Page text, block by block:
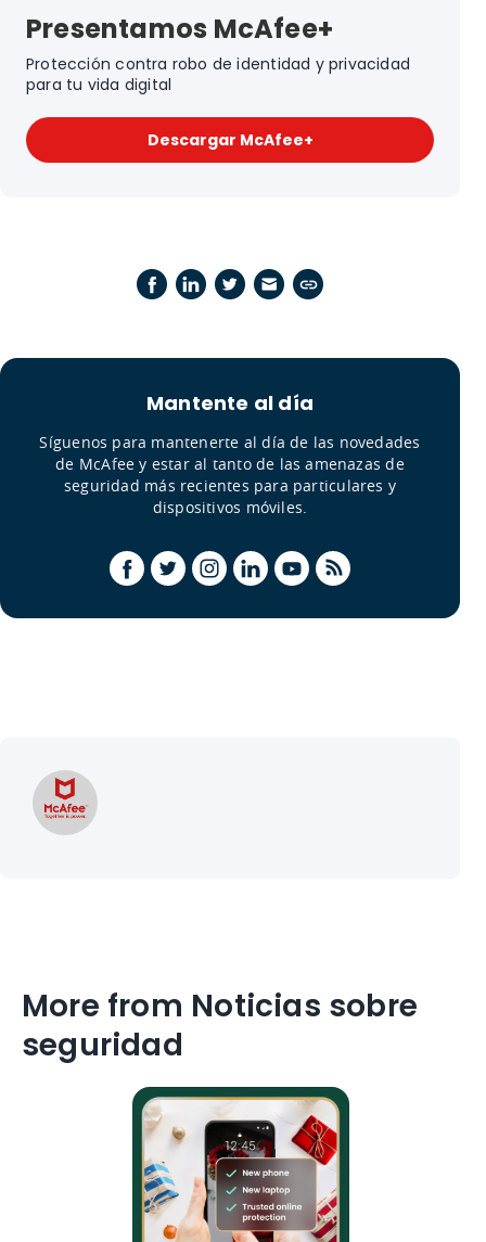
Presentamos McAfee+
Protección contra robo de identidad y privacidad
para tu vida digital
Descargar McAfee+
Mantente al día
Síguenos para mantenerte al día de las novedades
de McAfee y estar al tanto de las amenazas de
seguridad más recientes para particulares y
dispositivos móviles.
More from Noticias sobre
seguridad